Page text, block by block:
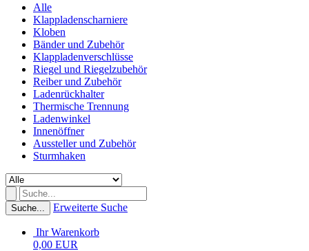
Alle
Klappladenscharniere
Kloben
Bänder und Zubehör
Klappladenverschlüsse
Riegel und Riegelzubehör
Reiber und Zubehör
Ladenrückhalter
Thermische Trennung
Ladenwinkel
Innenöffner
Aussteller und Zubehör
Sturmhaken
Suche... Erweiterte Suche
Ihr Warenkorb
0,00 EUR